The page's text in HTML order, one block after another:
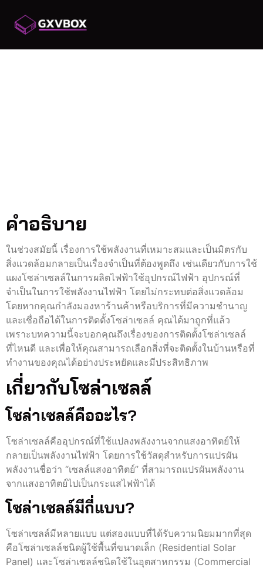
คำอธิบาย
ในช่วงสมัยนี้ เรื่องการใช้พลังงานที่เหมาะสมและเป็นมิตรกับ
สิ่งแวดล้อมกลายเป็นเรื่องจำเป็นที่ต้องพูดถึง เช่นเดียวกับการใช้
แผงโซล่าเซลล์ในการผลิตไฟฟ้าใช้อุปกรณ์ไฟฟ้า อุปกรณ์ที่
จำเป็นในการใช้พลังงานไฟฟ้า โดยไม่กระทบต่อสิ่งแวดล้อม
โดยหากคุณกำลังมองหาร้านค้าหรือบริการที่มีความชำนาญ
และเชื่อถือได้ในการติดตั้งโซล่าเซลล์ คุณได้มาถูกที่แล้ว
เพราะบทความนี้จะบอกคุณถึงเรื่องของการติดตั้งโซล่าเซลล์
ที่ไหนดี และเพื่อให้คุณสามารถเลือกสิ่งที่จะติดตั้งในบ้านหรือที่
ทำงานของคุณได้อย่างประหยัดและมีประสิทธิภาพ
เกี่ยวกับโซล่าเซลล์
โซล่าเซลล์คืออะไร?
โซล่าเซลล์คืออุปกรณ์ที่ใช้แปลงพลังงานจากแสงอาทิตย์ให้
กลายเป็นพลังงานไฟฟ้า โดยการใช้วัสดุสำหรับการแปรผัน
พลังงานชื่อว่า “เซลล์แสงอาทิตย์” ที่สามารถแปรผันพลังงาน
จากแสงอาทิตย์ไปเป็นกระแสไฟฟ้าได้
โซล่าเซลล์มีกี่แบบ?
โซล่าเซลล์มีหลายแบบ แต่สองแบบที่ได้รับความนิยมมากที่สุด
คือโซล่าเซลล์ชนิดผู้ใช้พื้นที่ขนาดเล็ก (Residential Solar
Panel) และโซล่าเซลล์ชนิดใช้ในอุตสาหกรรม (Commercial